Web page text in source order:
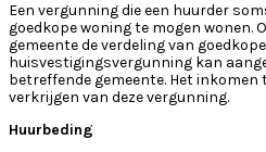
Een vergunning die een huurder
goedkope woning te mogen wonen.
gemeente de verdeling van
huisvestigingsvergunning kan
betreffende gemeente. Het
verkrijgen van deze vergunning.
Huurbeding